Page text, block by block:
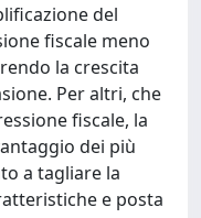
del
fiscale meno
la crescita
Per altri, che
fiscale, la
dei più
a tagliare la
e posta